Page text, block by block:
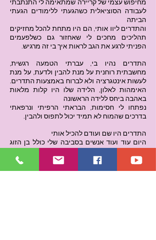
מחיפוש עצמי של קריירה שמתאימה לי התנתבתי
לעבודה הסוציאלית כשהגעתי ללימודים הגעתי
הביתה
והתדרים ליוו אותי, הם היו מתחת להכל מחזיקים
תהליכים מחכים לי שאחזור גם כשלפעמים
הפניתי לרגע את הגב לראות איך בי זה מרגיש.
התדרים נהיו בי, עברתי הטמעה רגשית,
מחשבתית רוחנית על מנת להבין ולדעת, על מנת
לעשות אינטגרציה ולא לברוח באמצעות התדרים.
האימהות לאלון, הלידה שלו היו קלות מלאות
באהבה ביחס ללידה הראשונה
נפתחו לי חסימות, הבראתי הרפיתי ונרפאתי
בדרכים שהמוח לא תמיד יכול לתפוס ולהבין.
התדרים היו שם ועודם להכיל אותי
היום עוד ועוד אנשים בסביבה שלי כולל בן הזוג
רואה בעיניים שלהם מחזק אותי גם
לקח לי זמן להבין איך משהו רוחני כל כך מתיישב